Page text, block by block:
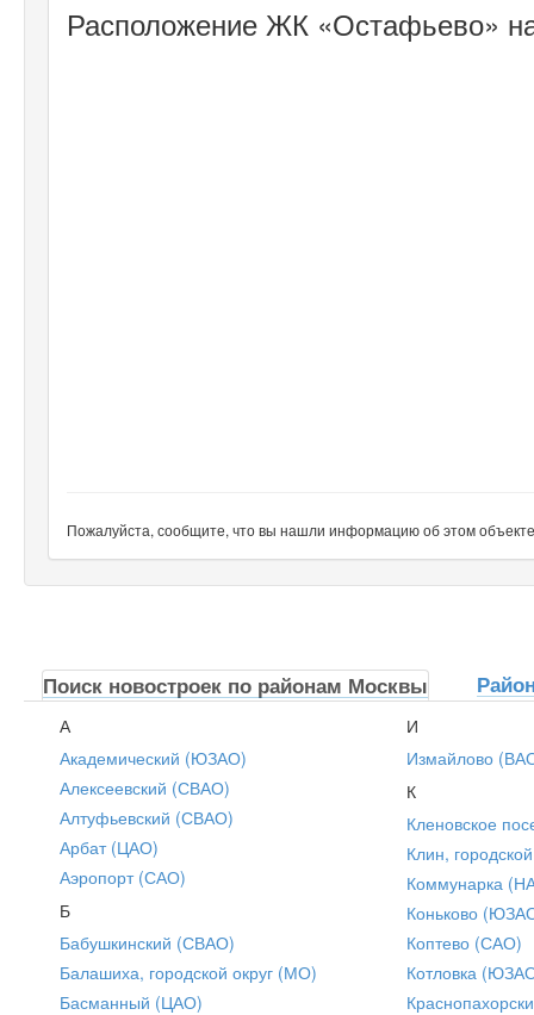
Расположение ЖК «Остафьево»
Пожалуйста, сообщите, что вы нашли информацию об этом
Поиск новостроек по районам Москвы
А
Академический (ЮЗАО)
Алексеевский (СВАО)
Алтуфьевский (СВАО)
Арбат (ЦАО)
Аэропорт (САО)
Б
Бабушкинский (СВАО)
Балашиха, городской округ (МО)
Басманный (ЦАО)
И
Измайлово
К
Кленовское
Клин,
Коммунарка
Коньково
Коптево (САО)
Котловка